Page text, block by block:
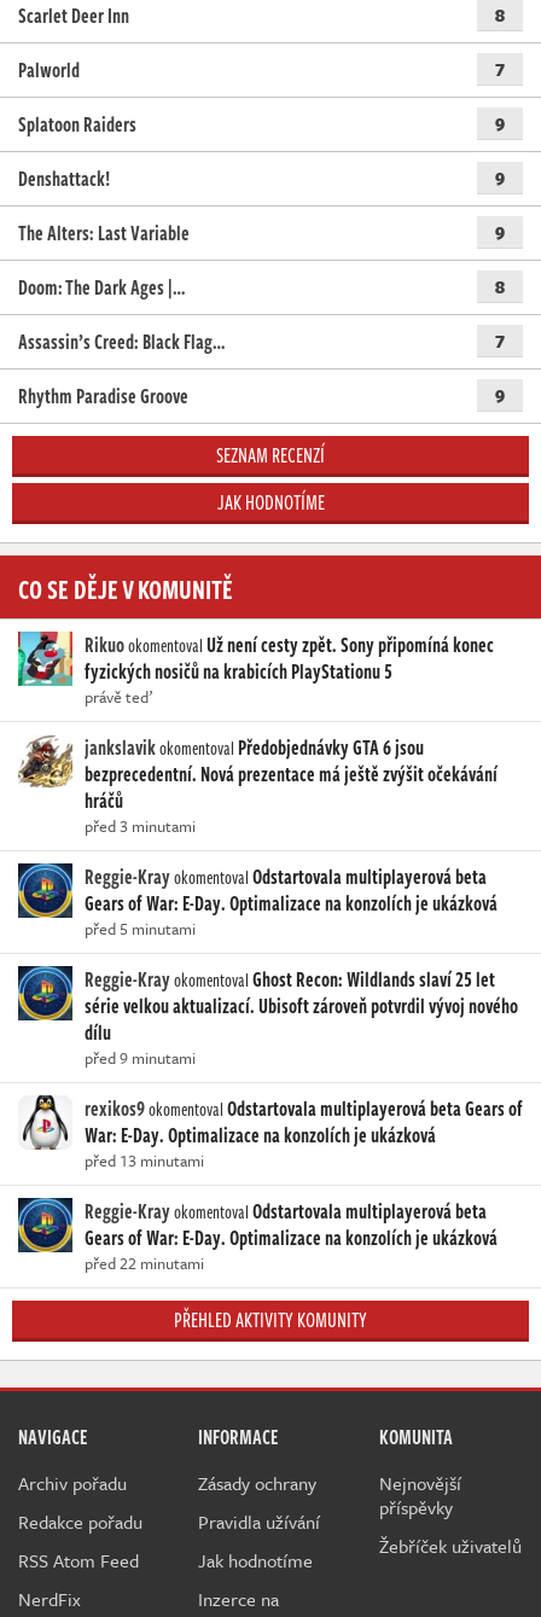
Scarlet Deer Inn
8
Palworld 7
Splatoon Raiders 9
Denshattack! 9
The Alters: Last Variable 9
Doom: The Dark Ages |… 8
Assassin’s Creed: Black Flag… 7
Rhythm Paradise Groove 9
SEZNAM RECENZÍ
JAK HODNOTÍME
CO SE DĚJE V KOMUNITĚ
RikuookomentovalUž není cesty zpět. Sony připomíná konec
fyzických nosičů na krabicích PlayStationu 5
právě teď
jankslavikokomentoval Předobjednávky GTA 6 jsou
bezprecedentní. Nová prezentace má ještě zvýšit očekávání
hráčů
před 3 minutami
Reggie-KrayokomentovalOdstartovala multiplayerová beta
Gears of War: E-Day. Optimalizace na konzolích je ukázková
před 5 minutami
Reggie-KrayokomentovalGhost Recon: Wildlands slaví 25 let
série velkou aktualizací. Ubisoft zároveň potvrdil vývoj nového
dílu
před 9 minutami
rexikos9okomentovalOdstartovala multiplayerová beta Gears of
War: E-Day. Optimalizace na konzolích je ukázková
před 13 minutami
Reggie-KrayokomentovalOdstartovala multiplayerová beta
Gears of War: E-Day. Optimalizace na konzolích je ukázková
před 22 minutami
PŘEHLED AKTIVITY KOMUNITY
NAVIGACE
Archiv pořadu
Redakce pořadu
RSS Atom Feed
NerdFix
INFORMACE
Zásady ochrany
Pravidla užívání
Jak hodnotíme
Inzerce na
KOMUNITA
Nejnovější
příspěvky
Žebříček uživatelů